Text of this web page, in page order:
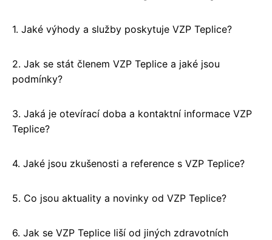
1. Jaké výhody a služby poskytuje VZP Teplice?
2. Jak se stát členem VZP Teplice a jaké jsou
podmínky?
3. Jaká je otevírací doba a kontaktní informace VZP
Teplice?
4. Jaké jsou zkušenosti a reference s VZP Teplice?
5. Co jsou aktuality a novinky od VZP Teplice?
6. Jak se VZP Teplice liší od jiných zdravotních